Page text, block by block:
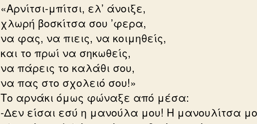
«Αρνίτσι-μπίτσι, ελ’ άνοιξε,
χλωρή βοσκίτσα σου ’φερα,
να φας, να πιεις, να κοιμηθείς,
και το πρωί να σηκωθείς,
να πάρεις το καλάθι σου,
να πας στο σχολειό σου!»
Το αρνάκι όμως φώναξε από μέσα:
-Δεν είσαι εσύ η μανούλα μου! Η μανουλίτσα